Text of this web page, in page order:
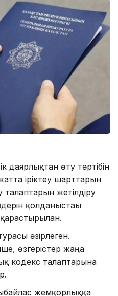
даярлықтан өту тәртібін
іріктеу шарттарын
талаптарын жетілдіру
қолданыстағы
әзірлеген.
өзгерістер жаңа
кодекс талаптарына
жемқорлыққа